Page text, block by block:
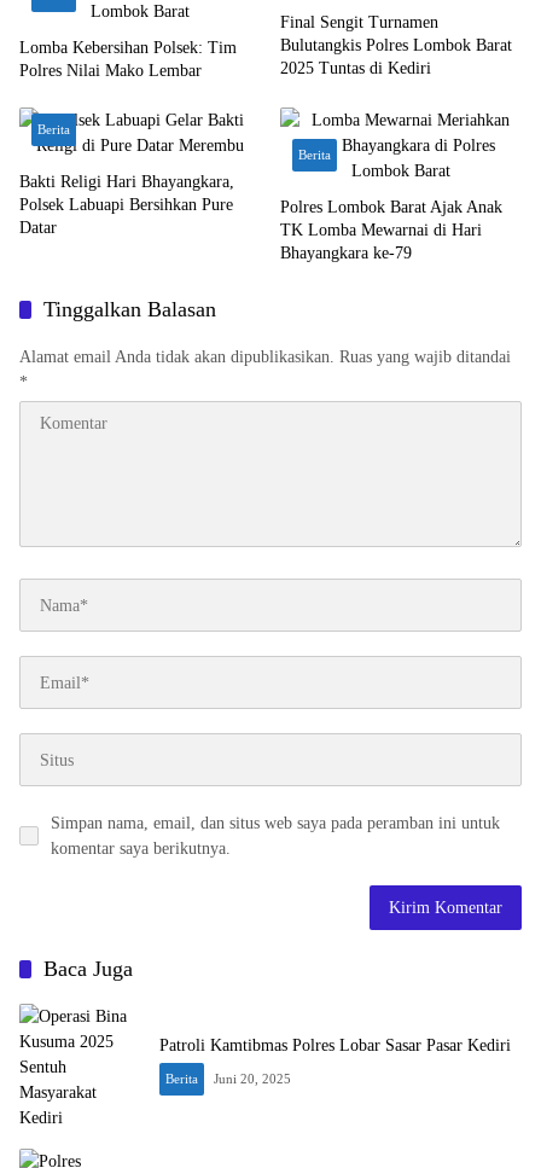
Lomba Kebersihan Polsek: Tim
Polres Nilai Mako Lembar
Final Sengit Turnamen
Bulutangkis Polres Lombok Barat
2025 Tuntas di Kediri
Berita
Bakti Religi Hari Bhayangkara,
Polsek Labuapi Bersihkan Pure
Datar
Berita
Polres Lombok Barat Ajak Anak
TK Lomba Mewarnai di Hari
Bhayangkara ke-79
Tinggalkan Balasan
Alamat email Anda tidak akan dipublikasikan. Ruas yang wajib ditandai
*
Simpan nama, email, dan situs web saya pada peramban ini untuk
komentar saya berikutnya.
Baca Juga
Patroli Kamtibmas Polres Lobar Sasar Pasar Kediri
Berita Juni 20, 2025